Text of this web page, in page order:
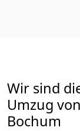
Wir sind
Umzug
Bochum